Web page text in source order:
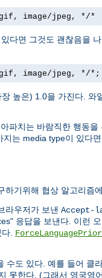
image/jpeg, */*
다면 그것도 괜찮음을
image/jpeg, */*;
높은) 1.0을 가진다.
파치는 바람직한 행동
지는 media type이 있다
기위해 협상 알고리즘
라우저가 보낸 Accept-
응답을 보낸다. 이런
.
수도 있다. 예를 들어 클
못한다. (그래서 영국영